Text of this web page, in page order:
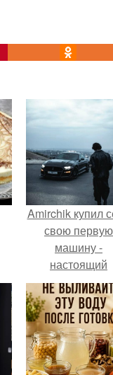
Amirchik купил
свою первую
машину -
настоящий
автомобиль
для многих